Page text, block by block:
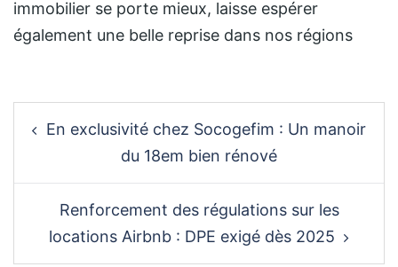
immobilier se porte mieux, laisse espérer
également une belle reprise dans nos régions
navigation
En exclusivité chez Socogefim : Un manoir
du 18em bien rénové
Renforcement des régulations sur les
locations Airbnb : DPE exigé dès 2025